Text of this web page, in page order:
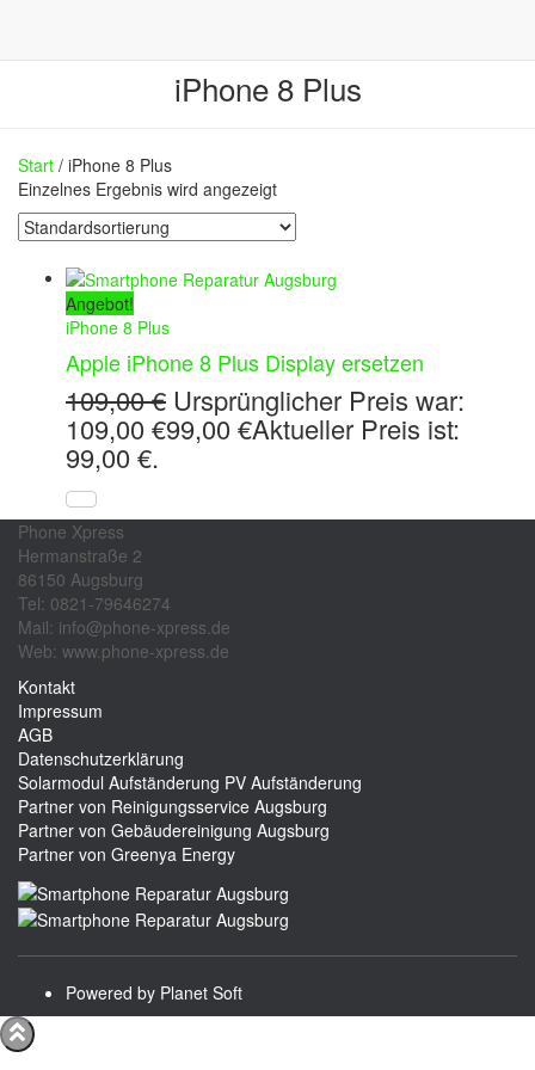
iPhone 8 Plus
Start / iPhone 8 Plus
Einzelnes Ergebnis wird angezeigt
Angebot!
iPhone 8 Plus
Apple iPhone 8 Plus Display ersetzen
109,00€ Ursprünglicher Preis war:
109,00 €99,00 €Aktueller Preis ist:
99,00 €.
Phone Xpress
Hermanstraße 2
86150 Augsburg
Tel: 0821-79646274
Mail: info@phone-xpress.de
Web: www.phone-xpress.de
Kontakt
Impressum
AGB
Datenschutzerklärung
Solarmodul Aufständerung PV Aufständerung
Partner von Reinigungsservice Augsburg
Partner von Gebäudereinigung Augsburg
Partner von Greenya Energy
Powered by Planet Soft